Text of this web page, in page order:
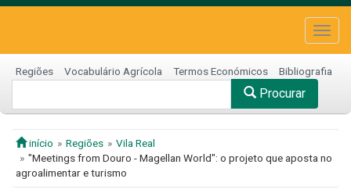
Regiões Vocabulário Agrícola Termos Económicos Bibliografia
Procurar
início Regiões
Vila Real
"Meetings from Douro - Magellan World": o projeto que aposta no
agroalimentar e turismo